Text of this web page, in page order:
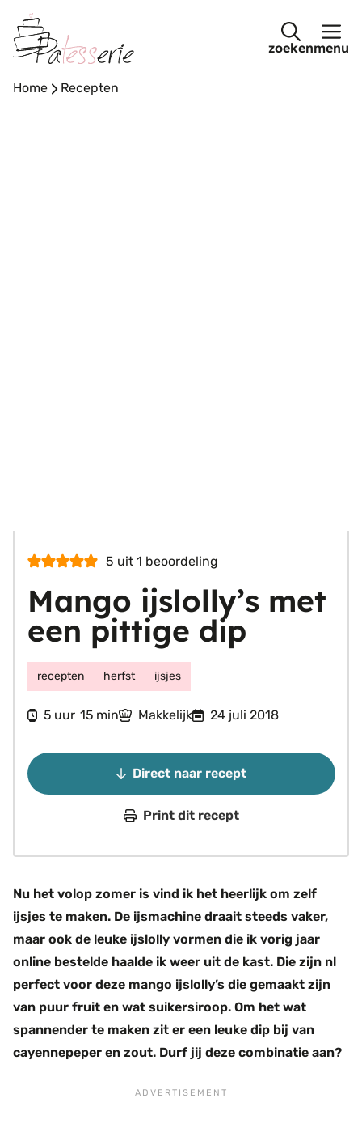
naar
de
menu
Home - Recepten
5 uit 1 beoordeling
Mango ijslolly’s met
een pittige dip
recepten herfst ijsjes
5uur
uur 15minuten
min Makkelijk 24 juli 2018
Direct naar recept
Print dit recept
Nu het volop zomer is vind ik het heerlijk om zelf
ijsjes te maken. De ijsmachine draait steeds vaker,
maar ook de leuke ijslolly vormen die ik vorig jaar
online bestelde haalde ik weer uit de kast. Die zijn nl
perfect voor deze mango ijslolly’s die gemaakt zijn
van puur fruit en wat suikersiroop. Om het wat
spannender te maken zit er een leuke dip bij van
cayennepeper en zout. Durf jij deze combinatie aan?